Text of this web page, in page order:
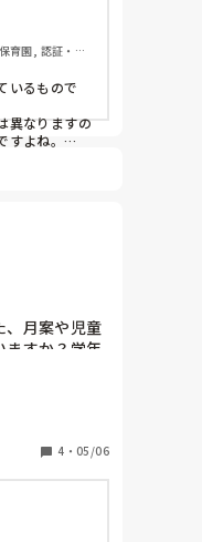
育園, 認証・認
いるもので
異なりますの
すよね。
から購入する
っかけにも
に使いやす
、月案や児童
すか？学年
うと思いま
4 ・ 05/06